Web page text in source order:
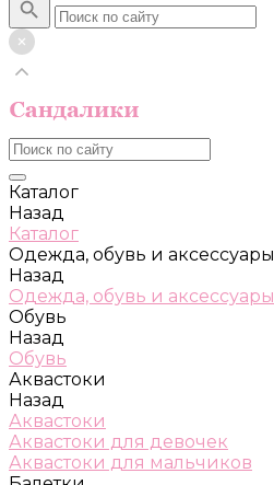
Каталог
Назад
Каталог
Одежда, обувь и аксессуары
Назад
Одежда, обувь и аксессуары
Обувь
Назад
Обувь
Аквастоки
Назад
Аквастоки
Аквастоки для девочек
Аквастоки для мальчиков